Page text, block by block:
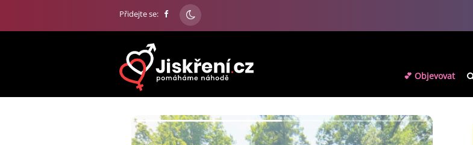
Přidejte se:
💕 Objevovat